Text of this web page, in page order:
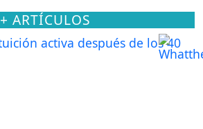
+ ARTÍCULOS